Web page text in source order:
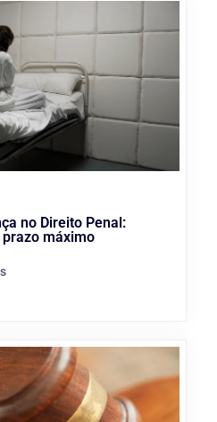
no Direito Penal:
máximo